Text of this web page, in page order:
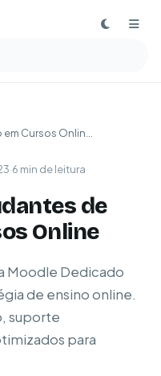
Cursos Onlin...
·6 min de leitura
de
Online
Moodle Dedicado
de ensino online.
suporte
para